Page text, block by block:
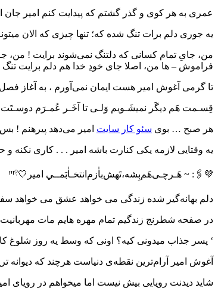
عمری به هر کوی و گذر گشتم که پیدایت کنم امیر جان
یه جوری دلم برات تنگ شده که؛ تنها چیزی که الان
من، جایِ تمام کسانی که دلتنگ نمی‌شوند برایت ! من،
فراموش – ها من، اصلا جای خودِ خدا هم دلم برایت
تا گرمی آغوش امیر هست ایمان نمی‌آورم ، به آغاز
قِسـمت هَم دیگَر نمیشَـویم وَلـی تا آخَـر عُمـرَم دوسـتَت
هر صبح … بوی سئو کار سایت امیر می‌دهد پیرهنم !
یه وقتایی لازمه یکی کنارت باشه امیر . . . کاری نکنه‌
💜🖇️: ~‏ هَـرچـی‌هَم‌بِشه،تَهش‌ٖباٰزم‌انتخـاٰبَمــي امیر🤍ꞋꞌꞋ𓍢
دلم بهانه‌گیر شده زندگی می خواهد عشق می خواهد
در صفحه شطرنج زندگیم تمام مهره هایم مات
‘ پسر جذاب میدونی کیه؟ اونى که وسط یه روز شلوغ
آغوش امیر آرام‌ترین نقطه‌ی دنیاست هرچند که دیوانه
شاید دیدنت رویایی بیش نیست اما میخواهم در رویای